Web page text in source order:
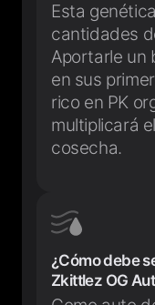
Esta
cantidades
Aportarle un
en sus
rico en PK
multiplicará
cosecha.
¿Cómo debe
Zkittlez OG